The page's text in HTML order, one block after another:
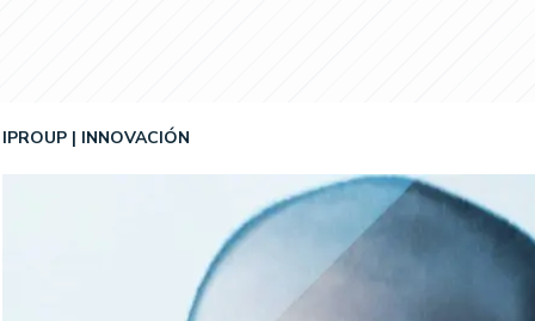
IPROUP INNOVACIÓN